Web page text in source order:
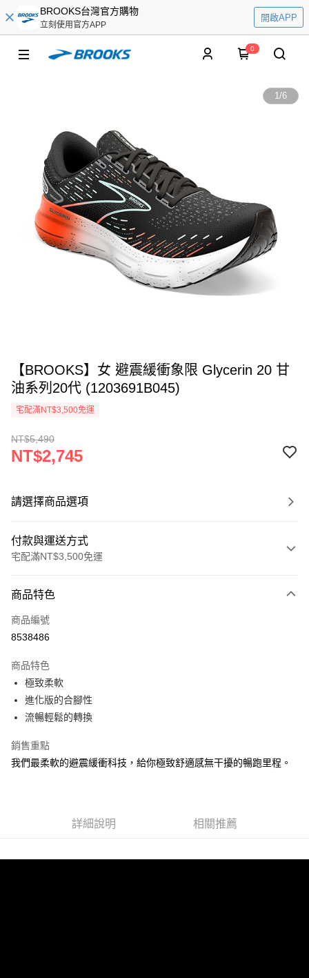
BROOKS台灣官方購物
立刻使用官方APP
開啟APP
0
1/6
【BROOKS】女 避震緩衝象限 Glycerin 20 甘
油系列20代 (1203691B045)
宅配滿NT$3,500免運
NT$5,490
NT$2,745
請選擇商品選項
付款與運送方式
宅配滿NT$3,500免運
信用卡一次付款
ATM付款
運送方式
宅配
每筆NT$100，滿NT$3,500(含以上)免運費
商品特色
商品編號
8538486
商品特色
極致柔軟
進化版的合腳性
流暢輕鬆的轉換
銷售重點
我們最柔軟的避震緩衝科技，給你極致舒適感無干擾的暢跑里程。
詳細說明 相關推薦